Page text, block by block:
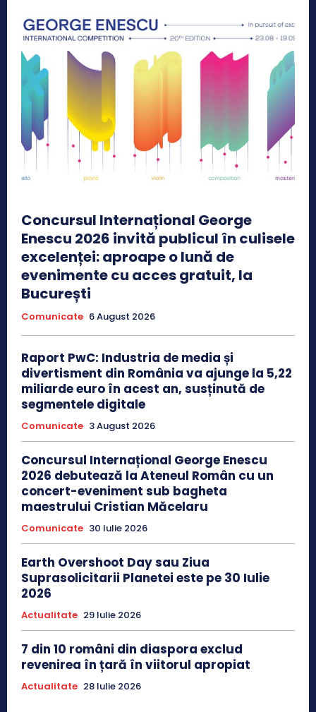
Concursul Internațional George
Enescu 2026 invită publicul în culisele
excelenței: aproape o lună de
evenimente cu acces gratuit, la
București
Comunicate 6 August 2026
Raport PwC: Industria de media și
divertisment din România va ajunge la 5,22
miliarde euro în acest an, susținută de
segmentele digitale
Comunicate 3 August 2026
Concursul Internațional George Enescu
2026 debutează la Ateneul Român cu un
concert-eveniment sub bagheta
maestrului Cristian Măcelaru
Comunicate 30 Iulie 2026
Earth Overshoot Day sau Ziua
Suprasolicitarii Planetei este pe 30 Iulie
2026
Actualitate 29 Iulie 2026
7 din 10 români din diaspora exclud
revenirea în țară în viitorul apropiat
Actualitate 28 Iulie 2026